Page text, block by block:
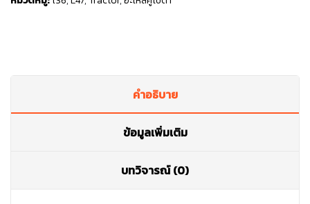
คำอธิบาย
ข้อมูลเพิ่มเติม
บทวิจารณ์ (0)